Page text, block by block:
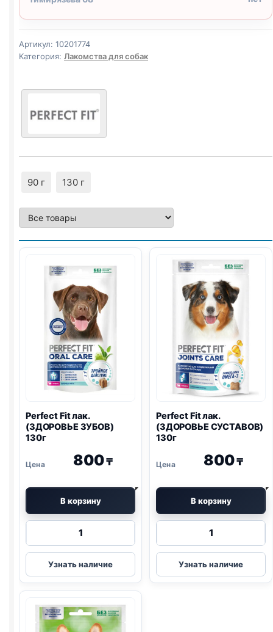
Артикул: 10201774
Категория: Лакомства для собак
90 г 130 г
Perfect Fit лак.
(ЗДОРОВЬЕ ЗУБОВ)
130г
800₸
В корзину
Количество
Perfect
Fit
лак.
ЗУБОВ)
130г
Узнать наличие
Perfect Fit лак.
(ЗДОРОВЬЕ СУСТАВОВ)
130г
800₸
В корзину
Количество
Perfect
Fit
лак.
Узнать наличие